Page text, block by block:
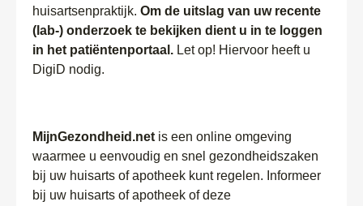
huisartsenpraktijk. Om de uitslag van uw recente
(lab-) onderzoek te bekijken dient u in te loggen
in het patiëntenportaal. Let op! Hiervoor heeft u
DigiD nodig.
MijnGezondheid.net is een online omgeving
waarmee u eenvoudig en snel gezondheidszaken
bij uw huisarts of apotheek kunt regelen. Informeer
bij uw huisarts of apotheek of deze